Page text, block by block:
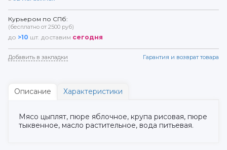
Курьером по СПб:
(бесплатно от 2500 руб)
до >10 шт. доставим сегодня
Добавить в закладки Гарантия и возврат товара
Описание Характеристики
Мясо цыплят, пюре яблочное, крупа рисовая, пюре
тыквенное, масло растительное, вода питьевая.